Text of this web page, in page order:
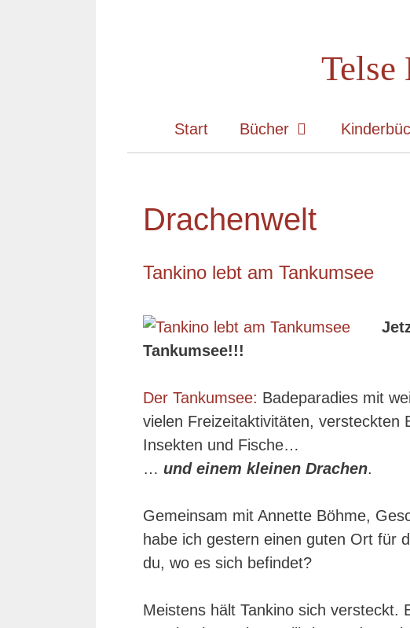
Start Bücher
Drachenwelt
Tankino lebt am Tankumsee
Tankumsee!!!
Der Tankumsee: Badeparadies mit
vielen Freizeitaktivitäten, versteckten
Insekten und Fische…
… und einem kleinen Drachen.
Gemeinsam mit Annette Böhme,
habe ich gestern einen guten Ort für
du, wo es sich befindet?
Meistens hält Tankino sich versteckt.